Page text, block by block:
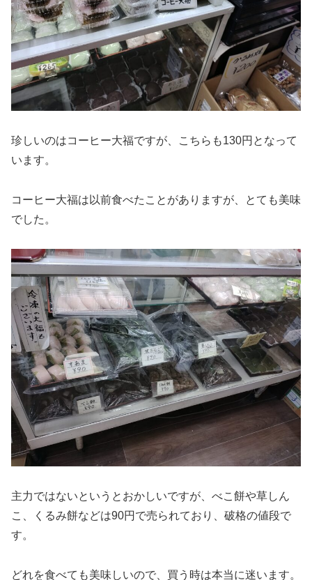
珍しいのはコーヒー大福ですが、こちらも130円となって
います。
コーヒー大福は以前食べたことがありますが、とても美味
でした。
主力ではないというとおかしいですが、べこ餅や草しん
こ、くるみ餅などは90円で売られており、破格の値段で
す。
どれを食べても美味しいので、買う時は本当に迷います。